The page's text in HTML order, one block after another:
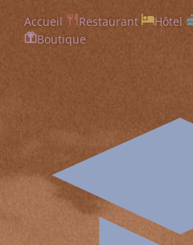
Accueil Restaurant Hôtel
Boutique